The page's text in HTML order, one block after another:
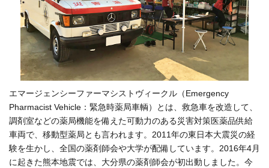
エマージェンシーファーマシストヴィークル（Emergency
Pharmacist Vehicle：緊急時薬局車輌）とは、救急車を改造して、
調剤室などの薬局機能を備えた可動力のある災害対策医薬品供給
車両で、移動型薬局とも言われます。2011年の東日本大震災の経
験を生かし、全国の薬剤師会や大学が配備しています。2016年4月
に起きた熊本地震では、大分県の薬剤師会が初出動しました。今